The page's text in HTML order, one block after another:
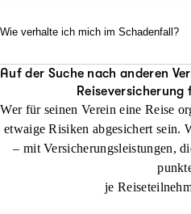
Ihren Beitrag und schließen die
ab.
Jetzt konfigurieren
Vor Ort
Vereinbaren Sie einen Termin in
oder -verband zuständigen
wir Ihnen dann ein individuelles
Wie verhalte ich mich im Schadenfall?
melden und uns den Schaden
schnell und unkompliziert.
Sollten Sie ein fremdes Fahrzeug
diesen Schaden bitte Ihrer
Auf der Suche nach anderen
Wer für seinen Verein eine Reise
etwaige Risiken abgesichert sein.
– mit Versicherungsleistungen,
je